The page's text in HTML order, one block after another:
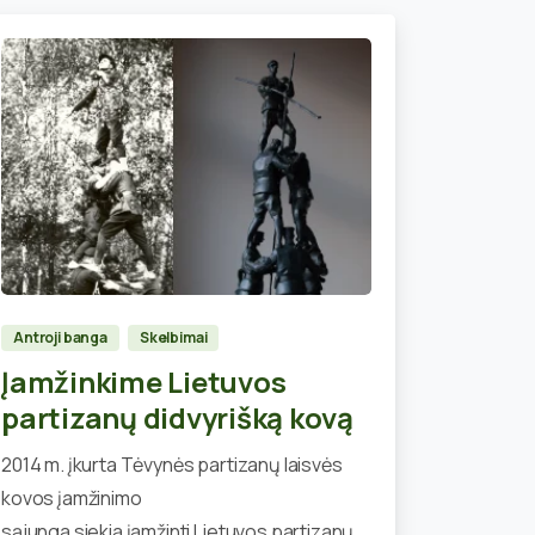
1
Antroji banga Skelbimai
Įamžinkime Lietuvos
partizanų didvyrišką kovą
2014 m. įkurta Tėvynės partizanų laisvės
kovos įamžinimo